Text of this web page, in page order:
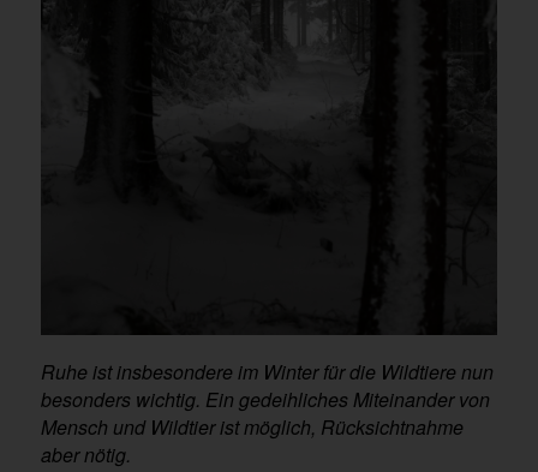
Ruhe ist insbesondere im Winter für die Wildtiere nun
besonders wichtig. Ein gedeihliches Miteinander von
Mensch und Wildtier ist möglich, Rücksichtnahme
aber nötig.